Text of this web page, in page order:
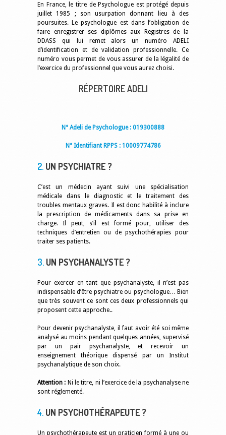
En France, le titre de Psychologue est protégé depuis
juillet 1985 ; son usurpation donnant lieu à des
poursuites. Le psychologue est dans l’obligation de
faire enregistrer ses diplômes aux Registres de la
DDASS qui lui remet alors un numéro ADELI
d’identification et de validation professionnelle. Ce
numéro vous permet de vous assurer de la légalité de
l’exercice du professionnel que vous aurez choisi.
RÉPERTOIRE ADELI
N° Adeli de Psychologue : 019300888
N° Identifiant RPPS : 10009774786
2. UN PSYCHIATRE ?
C’est un médecin ayant suivi une spécialisation
médicale dans le diagnostic et le traitement des
troubles mentaux graves. Il est donc habilité à inclure
la prescription de médicaments dans sa prise en
charge. Il peut, s’il est formé pour, utiliser des
techniques d’entretien ou de psychothérapies pour
traiter ses patients.
3. UN PSYCHANALYSTE ?
Pour exercer en tant que psychanalyste, il n’est pas
indispensable d’être psychiatre ou psychologue… Bien
que très souvent ce sont ces deux professionnels qui
proposent cette approche..
Pour devenir psychanalyste, il faut avoir été soi même
analysé au moins pendant quelques années, supervisé
par un pair psychanalyste, et recevoir un
enseignement théorique dispensé par un Institut
psychanalytique de son choix.
Attention : Ni le titre, ni l’exercice de la psychanalyse ne
sont réglementé.
4. UN PSYCHOTHÉRAPEUTE ?
Un psychothérapeute est un praticien formé à une ou